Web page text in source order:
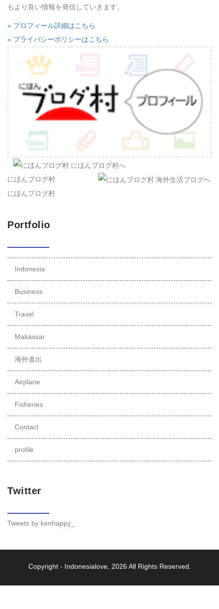
もより良い情報を発信していきます。
» プロフィール詳細はこちら
» プライバシーポリシーはこちら
にほんブログ村
にほんブログ村
Portfolio
Indonesia
Business
Travel
Makassar
海外進出
Airplane
Fisheries
Contact
profile
Twitter
Tweets by kenhappy_
Copyright - Indonesialove, 2026 All Rights Reserved.